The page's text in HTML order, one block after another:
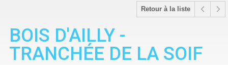
Retour à la liste
BOIS D'AILLY -
TRANCHÉE DE LA SOIF